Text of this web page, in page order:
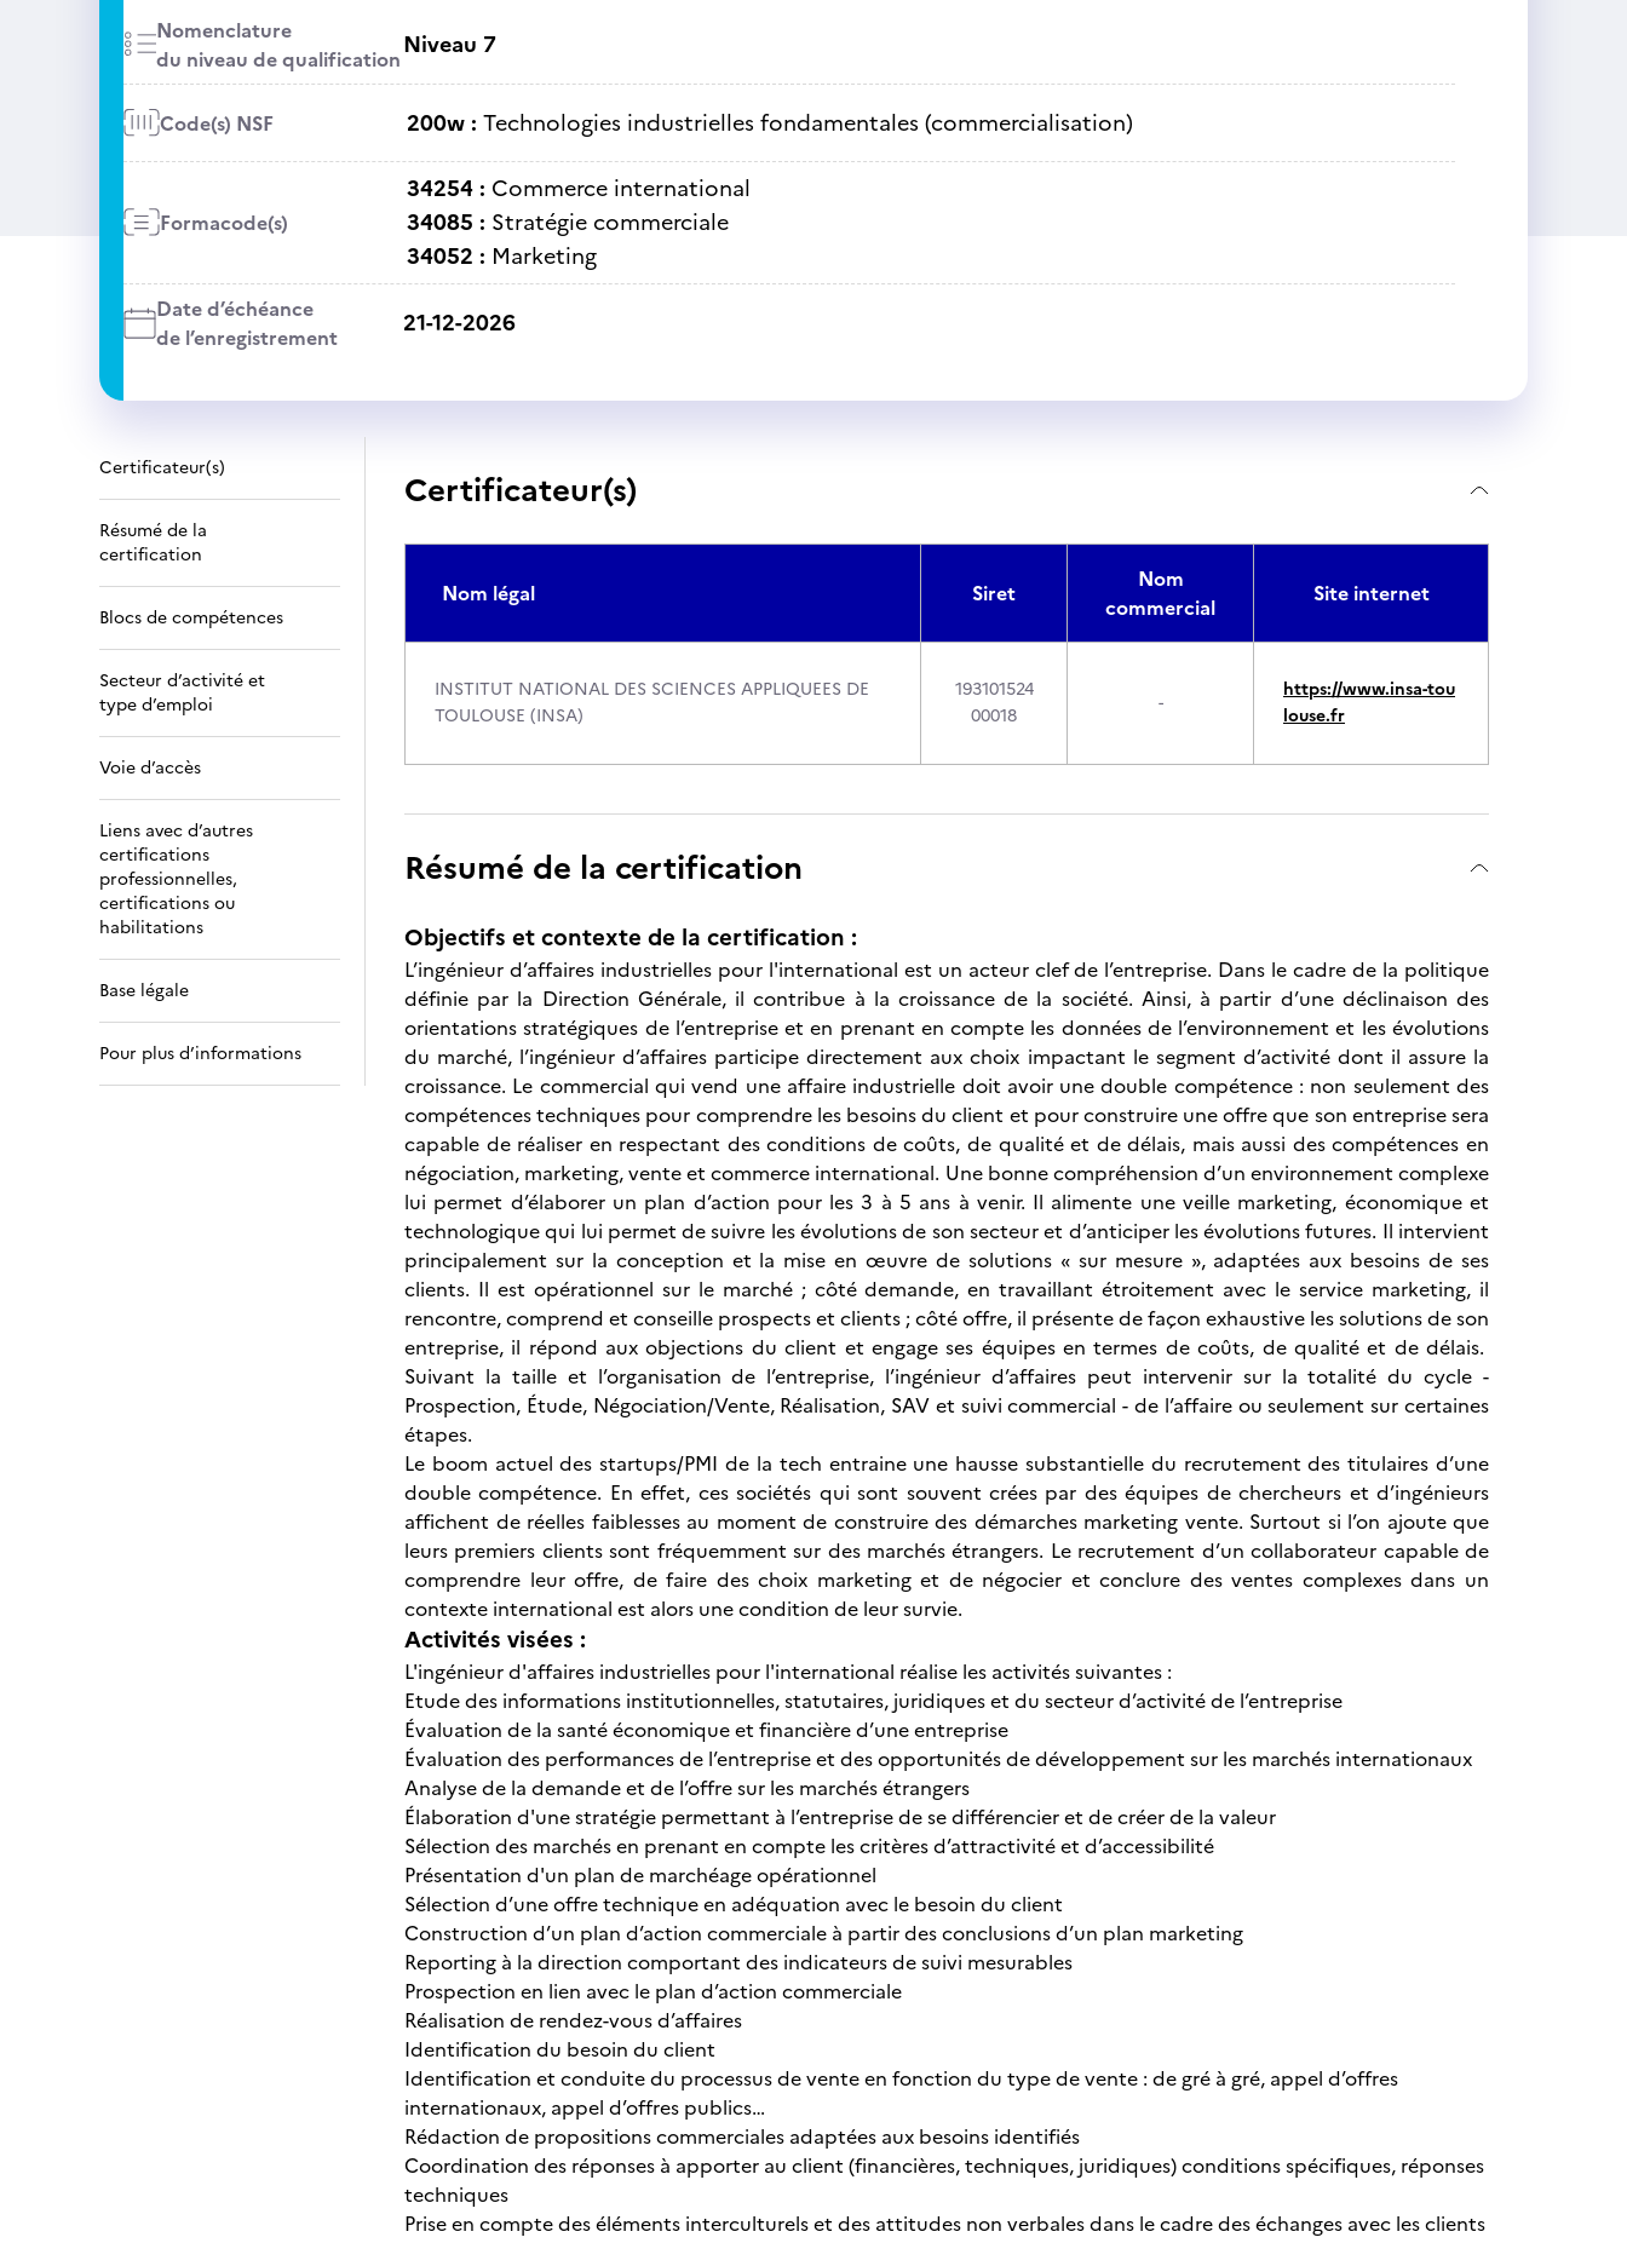
Nomenclature
du niveau de qualificationNiveau 7
Code(s) NSF 200w : Technologies industrielles fondamentales (commercialisation)
Formacode(s)
34254 : Commerce international
34085 : Stratégie commerciale
34052 : Marketing
Date d’échéance
de l’enregistrement
21-12-2026
Certificateur(s)
Résumé de la
certification
Blocs de compétences
Secteur d’activité et
type d’emploi
Voie d’accès
Liens avec d’autres
certifications
professionnelles,
certifications ou
habilitations
Base légale
Pour plus d’informations
Certificateur(s)
Nom légal Siret
Nom
commercial
Site internet
INSTITUT NATIONAL DES SCIENCES APPLIQUEES DE
TOULOUSE (INSA)
193101524
00018
-
https://www.insa-tou
louse.fr
Résumé de la certification
Objectifs et contexte de la certification :
L’ingénieur d’affaires industrielles pour l'international est un acteur clef de l’entreprise. Dans le cadre de la politique
définie par la Direction Générale, il contribue à la croissance de la société. Ainsi, à partir d’une déclinaison des
orientations stratégiques de l’entreprise et en prenant en compte les données de l’environnement et les évolutions
du marché, l’ingénieur d’affaires participe directement aux choix impactant le segment d’activité dont il assure la
croissance. Le commercial qui vend une affaire industrielle doit avoir une double compétence : non seulement des
compétences techniques pour comprendre les besoins du client et pour construire une offre que son entreprise sera
capable de réaliser en respectant des conditions de coûts, de qualité et de délais, mais aussi des compétences en
négociation, marketing, vente et commerce international. Une bonne compréhension d’un environnement complexe
lui permet d’élaborer un plan d’action pour les 3 à 5 ans à venir. Il alimente une veille marketing, économique et
technologique qui lui permet de suivre les évolutions de son secteur et d’anticiper les évolutions futures. Il intervient
principalement sur la conception et la mise en œuvre de solutions « sur mesure », adaptées aux besoins de ses
clients. Il est opérationnel sur le marché ; côté demande, en travaillant étroitement avec le service marketing, il
rencontre, comprend et conseille prospects et clients ; côté offre, il présente de façon exhaustive les solutions de son
entreprise, il répond aux objections du client et engage ses équipes en termes de coûts, de qualité et de délais.
Suivant la taille et l’organisation de l’entreprise, l’ingénieur d’affaires peut intervenir sur la totalité du cycle -
Prospection, Étude, Négociation/Vente, Réalisation, SAV et suivi commercial - de l’affaire ou seulement sur certaines
étapes.
Le boom actuel des startups/PMI de la tech entraine une hausse substantielle du recrutement des titulaires d’une
double compétence. En effet, ces sociétés qui sont souvent crées par des équipes de chercheurs et d’ingénieurs
affichent de réelles faiblesses au moment de construire des démarches marketing vente. Surtout si l’on ajoute que
leurs premiers clients sont fréquemment sur des marchés étrangers. Le recrutement d’un collaborateur capable de
comprendre leur offre, de faire des choix marketing et de négocier et conclure des ventes complexes dans un
contexte international est alors une condition de leur survie.
Activités visées :
L'ingénieur d'affaires industrielles pour l'international réalise les activités suivantes :
Etude des informations institutionnelles, statutaires, juridiques et du secteur d’activité de l’entreprise
Évaluation de la santé économique et financière d’une entreprise
Évaluation des performances de l’entreprise et des opportunités de développement sur les marchés internationaux
Analyse de la demande et de l’offre sur les marchés étrangers
Élaboration d'une stratégie permettant à l’entreprise de se différencier et de créer de la valeur
Sélection des marchés en prenant en compte les critères d’attractivité et d’accessibilité
Présentation d'un plan de marchéage opérationnel
Sélection d’une offre technique en adéquation avec le besoin du client
Construction d’un plan d’action commerciale à partir des conclusions d’un plan marketing
Reporting à la direction comportant des indicateurs de suivi mesurables
Prospection en lien avec le plan d’action commerciale
Réalisation de rendez-vous d’affaires
Identification du besoin du client
Identification et conduite du processus de vente en fonction du type de vente : de gré à gré, appel d’offres
internationaux, appel d’offres publics…
Rédaction de propositions commerciales adaptées aux besoins identifiés
Coordination des réponses à apporter au client (financières, techniques, juridiques) conditions spécifiques, réponses
techniques
Prise en compte des éléments interculturels et des attitudes non verbales dans le cadre des échanges avec les clients